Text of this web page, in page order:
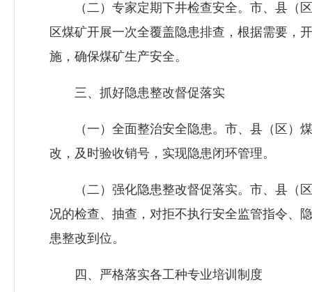
（二）专家定期下井检查安全。市、县（区
区煤矿开展一次全覆盖隐患排查，根据需要，
施，确保煤矿生产安全。
三、抓好隐患整改督促落实
（一）全面整治安全隐患。市、县（区）煤
改，及时验收销号，实现隐患闭环管理。
（二）强化隐患整改督促落实。市、县（区
况的检查、抽查，对拒不执行安全监管指令、
患整改到位。
四、严格落实各工种专业培训制度